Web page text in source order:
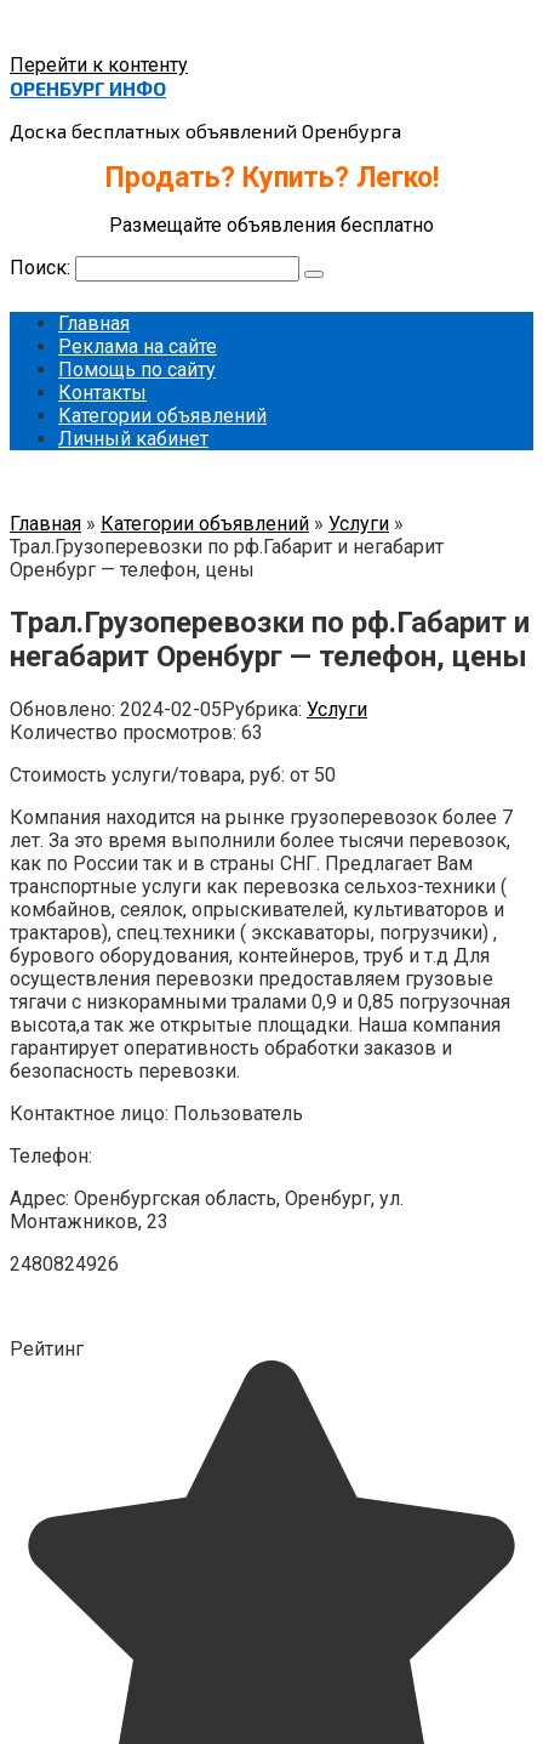
Перейти к контенту
ОРЕНБУРГ ИНФО
Доска бесплатных объявлений Оренбурга
Продать? Купить? Легко!
Размещайте объявления бесплатно
Поиск:
Главная
Реклама на сайте
Помощь по сайту
Контакты
Категории объявлений
Личный кабинет
Главная » Категории объявлений » Услуги »
Трал.Грузоперевозки по рф.Габарит и негабарит
Оренбург — телефон, цены
Трал.Грузоперевозки по рф.Габарит и
негабарит Оренбург — телефон, цены
Обновлено: 2024-02-05Рубрика: Услуги
Количество просмотров: 63
Стоимость услуги/товара, руб: от 50
Компания находится на рынке грузоперевозок более 7
лет. За это время выполнили более тысячи перевозок,
как по России так и в страны СНГ. Предлагает Вам
транспортные услуги как перевозка сельхоз-техники (
комбайнов, сеялок, опрыскивателей, культиваторов и
трактаров), спец.техники ( экскаваторы, погрузчики) ,
бурового оборудования, контейнеров, труб и т.д Для
осуществления перевозки предоставляем грузовые
тягачи с низкорамными тралами 0,9 и 0,85 погрузочная
высота,а так же открытые площадки. Наша компания
гарантирует оперативность обработки заказов и
безопасность перевозки.
Контактное лицо: Пользователь
Телефон:
Адрес: Оренбургская область, Оренбург, ул.
Монтажников, 23
2480824926
Рейтинг